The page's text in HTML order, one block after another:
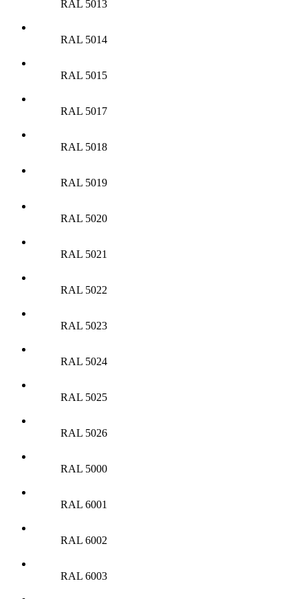
RAL 5013
RAL 5014
RAL 5015
RAL 5017
RAL 5018
RAL 5019
RAL 5020
RAL 5021
RAL 5022
RAL 5023
RAL 5024
RAL 5025
RAL 5026
RAL 5000
RAL 6001
RAL 6002
RAL 6003